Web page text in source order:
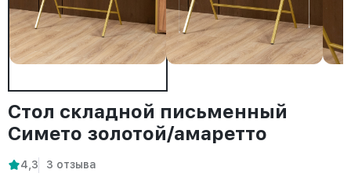
Стол складной письменный
Симетo золотой/амаретто
4,3 3 отзыва